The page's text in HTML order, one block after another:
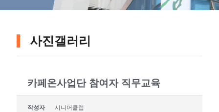
사진갤러리
카페온사업단 참여자 직무교육
작성자 시니어클럽